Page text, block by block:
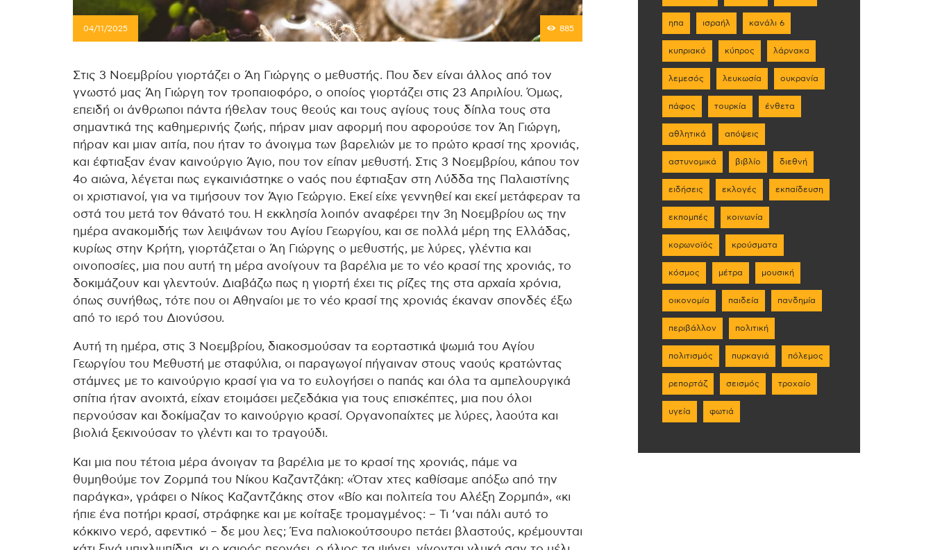
04/11/2025 885
Στις 3 Νοεμβρίου γιορτάζει ο Άη Γιώργης ο μεθυστής. Που δεν είναι άλλος από τον
γνωστό μας Άη Γιώργη τον τροπαιοφόρο, ο οποίος γιορτάζει στις 23 Απριλίου. Όμως,
επειδή οι άνθρωποι πάντα ήθελαν τους θεούς και τους αγίους τους δίπλα τους στα
σημαντικά της καθημερινής ζωής, πήραν μιαν αφορμή που αφορούσε τον Άη Γιώργη,
πήραν και μιαν αιτία, που ήταν το άνοιγμα των βαρελιών με το πρώτο κρασί της χρονιάς,
και έφτιαξαν έναν καινούργιο Άγιο, που τον είπαν μεθυστή. Στις 3 Νοεμβρίου, κάπου τον
4ο αιώνα, λέγεται πως εγκαινιάστηκε ο ναός που έφτιαξαν στη Λύδδα της Παλαιστίνης
οι χριστιανοί, για να τιμήσουν τον Άγιο Γεώργιο. Εκεί είχε γεννηθεί και εκεί μετάφεραν τα
οστά του μετά τον θάνατό του. Η εκκλησία λοιπόν αναφέρει την 3η Νοεμβρίου ως την
ημέρα ανακομιδής των λειψάνων του Αγίου Γεωργίου, και σε πολλά μέρη της Ελλάδας,
κυρίως στην Κρήτη, γιορτάζεται ο Άη Γιώργης ο μεθυστής, με λύρες, γλέντια και
οινοποσίες, μια που αυτή τη μέρα ανοίγουν τα βαρέλια με το νέο κρασί της χρονιάς, το
δοκιμάζουν και γλεντούν. Διαβάζω πως η γιορτή έχει τις ρίζες της στα αρχαία χρόνια,
όπως συνήθως, τότε που οι Αθηναίοι με το νέο κρασί της χρονιάς έκαναν σπονδές έξω
από το ιερό του Διονύσου.
Αυτή τη ημέρα, στις 3 Νοεμβρίου, διακοσμούσαν τα εορταστικά ψωμιά του Αγίου
Γεωργίου του Μεθυστή με σταφύλια, οι παραγωγοί πήγαιναν στους ναούς κρατώντας
στάμνες με το καινούργιο κρασί για να το ευλογήσει ο παπάς και όλα τα αμπελουργικά
σπίτια ήταν ανοιχτά, είχαν ετοιμάσει μεζεδάκια για τους επισκέπτες, μια που όλοι
περνούσαν και δοκίμαζαν το καινούργιο κρασί. Οργανοπαίχτες με λύρες, λαούτα και
βιολιά ξεκινούσαν το γλέντι και το τραγούδι.
Και μια που τέτοια μέρα άνοιγαν τα βαρέλια με το κρασί της χρονιάς, πάμε να
θυμηθούμε τον Ζορμπά του Νίκου Καζαντζάκη: «Όταν χτες καθίσαμε απόξω από την
παράγκα», γράφει ο Νίκος Καζαντζάκης στον «Βίο και πολιτεία του Αλέξη Ζορμπά», «κι
ήπιε ένα ποτήρι κρασί, στράφηκε και με κοίταξε τρομαγμένος: – Τι ‘ναι πάλι αυτό το
κόκκινο νερό, αφεντικό – δε μου λες; Ένα παλιοκούτσουρο πετάει βλαστούς, κρέμουνται
ηπα ισραήλ κανάλι 6
κυπριακό κύπρος λάρνακα
λεμεσός λευκωσία ουκρανία
πάφος τουρκία ένθετα
αθλητικά απόψεις
αστυνομικά βιβλίο διεθνή
ειδήσεις εκλογές εκπαίδευση
εκπομπές κοινωνία
κορωνοϊός κρούσματα
κόσμος μέτρα μουσική
οικονομία παιδεία πανδημία
περιβάλλον πολιτική
πολιτισμός πυρκαγιά πόλεμος
ρεπορτάζ σεισμός τροχαίο
υγεία φωτιά